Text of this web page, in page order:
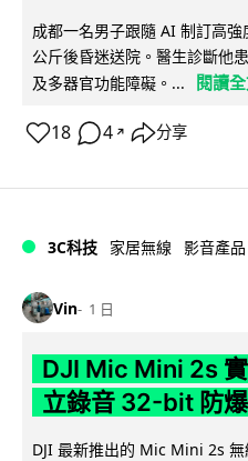
成都一名男子跟隨 AI 制訂高
公斤後昏迷送院。醫生診斷他
及多器官功能障礙。...
閱讀
18 4 ↗ 分享
3C科技 家居無線 影音產品
Vin 1 日
DJI Mic Mini 2s
立錄音 32-bit 防
DJI 最新推出的 Mic Mini 2s